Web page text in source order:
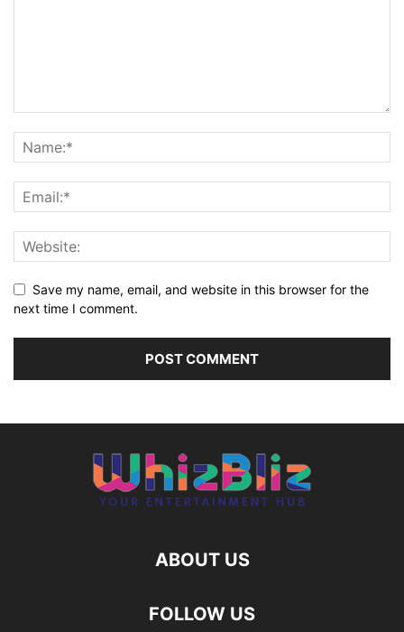
Save my name, email, and website in this browser for the
next time I comment.
ABOUT US
FOLLOW US